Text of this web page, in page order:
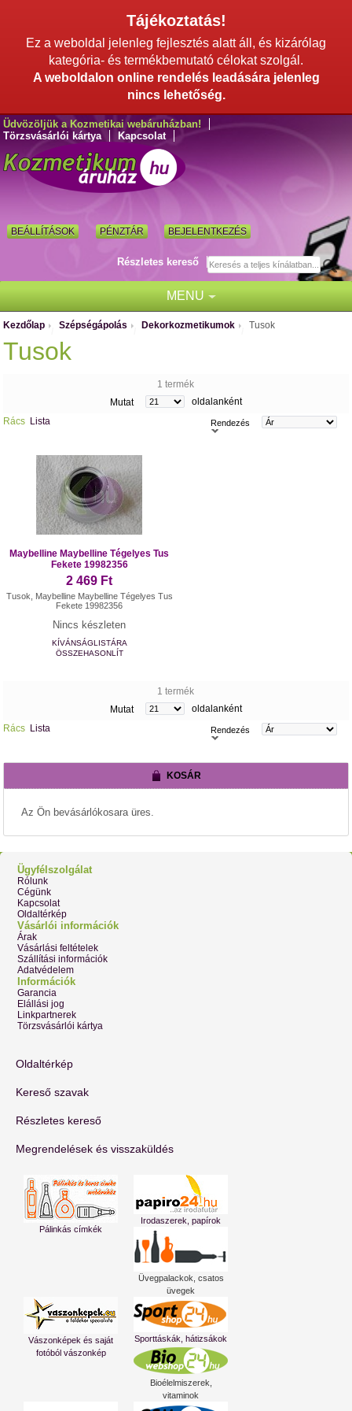
Tájékoztatás!
Ez a weboldal jelenleg fejlesztés alatt áll, és kizárólag
kategória- és termékbemutató célokat szolgál.
A weboldalon online rendelés leadására jelenleg
nincs lehetőség.
Üdvözöljük a Kozmetikai webáruházban!
Törzsvásárlói kártya
Kapcsolat
BEÁLLÍTÁSOK PÉNZTÁR BEJELENTKEZÉS
Részletes kereső
MENU
Kezdőlap Szépségápolás Dekorkozmetikumok Tusok
Tusok
1 termék
Mutat
oldalanként
Rács Lista Rendezés
Maybelline Maybelline Tégelyes Tus
Fekete 19982356
2 469 Ft
Tusok, Maybelline Maybelline Tégelyes Tus
Fekete 19982356
Nincs készleten
KÍVÁNSÁGLISTÁRA
ÖSSZEHASONLÍT
1 termék
Mutat
oldalanként
Rács Lista Rendezés
KOSÁR
Az Ön bevásárlókosara üres.
Ügyfélszolgálat
Rólunk
Cégünk
Kapcsolat
Oldaltérkép
Vásárlói információk
Árak
Vásárlási feltételek
Szállítási információk
Adatvédelem
Információk
Garancia
Elállási jog
Linkpartnerek
Törzsvásárlói kártya
Oldaltérkép
Kereső szavak
Részletes kereső
Megrendelések és visszaküldés
Pálinkás címkék
Irodaszerek, papírok
Üvegpalackok, csatos
üvegek
Vászonképek és saját
fotóból vászonkép
Sporttáskák, hátizsákok
Bioélelmiszerek,
vitaminok